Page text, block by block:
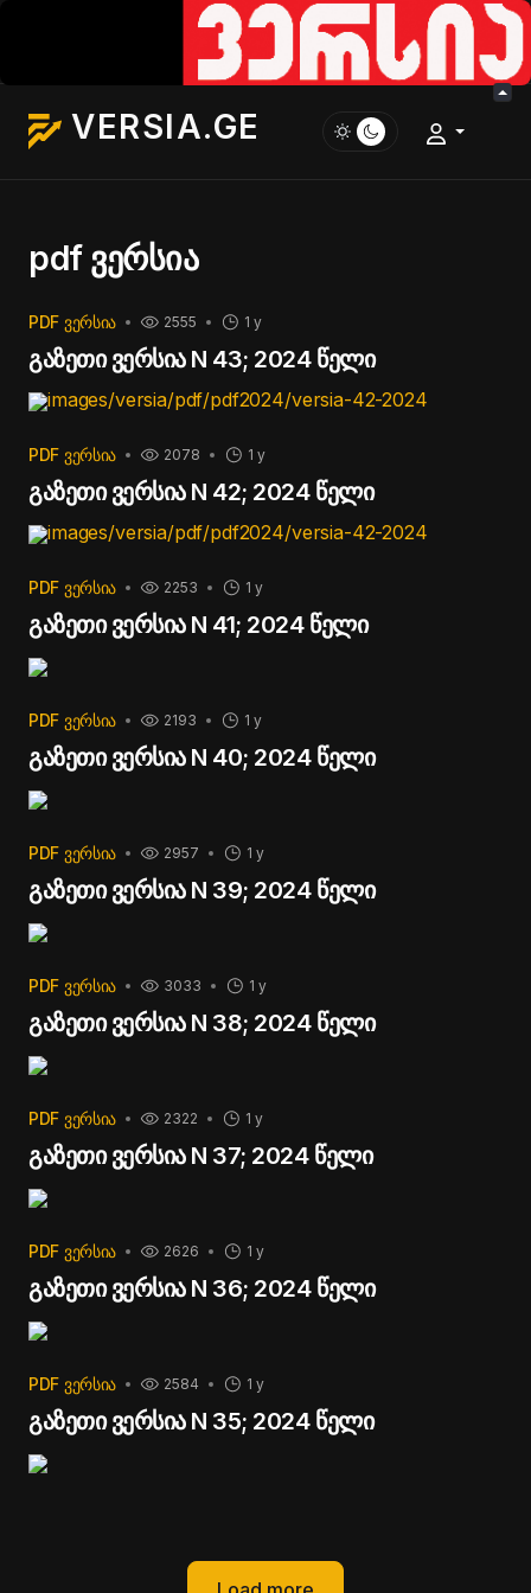
VERSIA.GE
pdf ვერსია
PDF ᲕᲔᲠᲡᲘᲐ 1 y
2555
გაზეთი ვერსია N 43; 2024 წელი
images/versia/pdf/pdf2024/versia-42-2024
PDF ᲕᲔᲠᲡᲘᲐ 1 y
2078
გაზეთი ვერსია N 42; 2024 წელი
images/versia/pdf/pdf2024/versia-42-2024
PDF ᲕᲔᲠᲡᲘᲐ 1 y
2253
გაზეთი ვერსია N 41; 2024 წელი
PDF ᲕᲔᲠᲡᲘᲐ 1 y
2193
გაზეთი ვერსია N 40; 2024 წელი
PDF ᲕᲔᲠᲡᲘᲐ 1 y
2957
გაზეთი ვერსია N 39; 2024 წელი
PDF ᲕᲔᲠᲡᲘᲐ 1 y
3033
გაზეთი ვერსია N 38; 2024 წელი
PDF ᲕᲔᲠᲡᲘᲐ 1 y
2322
გაზეთი ვერსია N 37; 2024 წელი
PDF ᲕᲔᲠᲡᲘᲐ 1 y
2626
გაზეთი ვერსია N 36; 2024 წელი
PDF ᲕᲔᲠᲡᲘᲐ 1 y
2584
გაზეთი ვერსია N 35; 2024 წელი